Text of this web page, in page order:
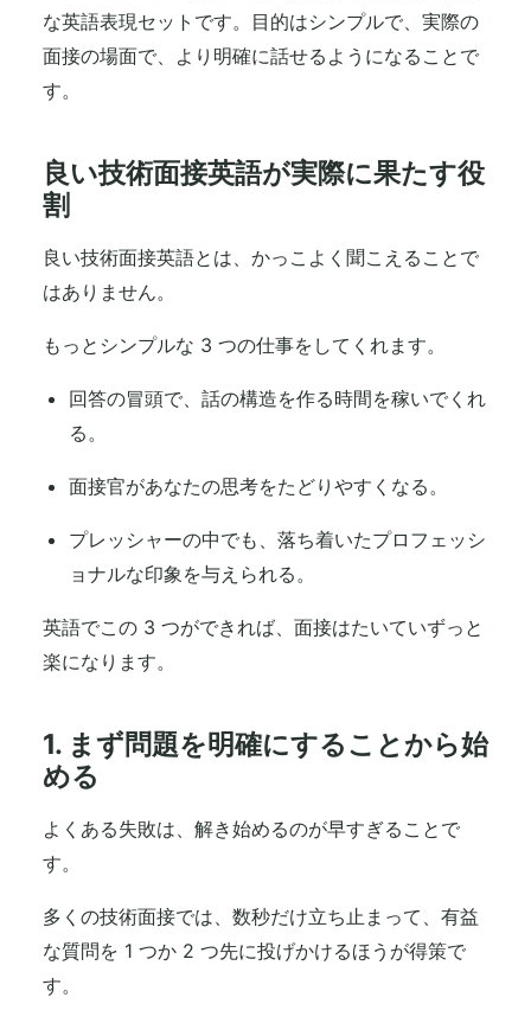
な英語表現セットです。目的はシンプルで、実際の
面接の場面で、より明確に話せるようになることで
す。
良い技術面接英語が実際に果たす役
割
良い技術面接英語とは、かっこよく聞こえることで
はありません。
もっとシンプルな 3 つの仕事をしてくれます。
回答の冒頭で、話の構造を作る時間を稼いでくれ
る。
面接官があなたの思考をたどりやすくなる。
プレッシャーの中でも、落ち着いたプロフェッシ
ョナルな印象を与えられる。
英語でこの 3 つができれば、面接はたいていずっと
楽になります。
1. まず問題を明確にすることから始
める
よくある失敗は、解き始めるのが早すぎることで
す。
多くの技術面接では、数秒だけ立ち止まって、有益
な質問を 1 つか 2 つ先に投げかけるほうが得策で
す。